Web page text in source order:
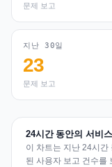
문제 보고
지난 30일
23
문제 보고
24시간 동안의 서비
이 차트는 지난 24시
된 사용자 보고 건수를